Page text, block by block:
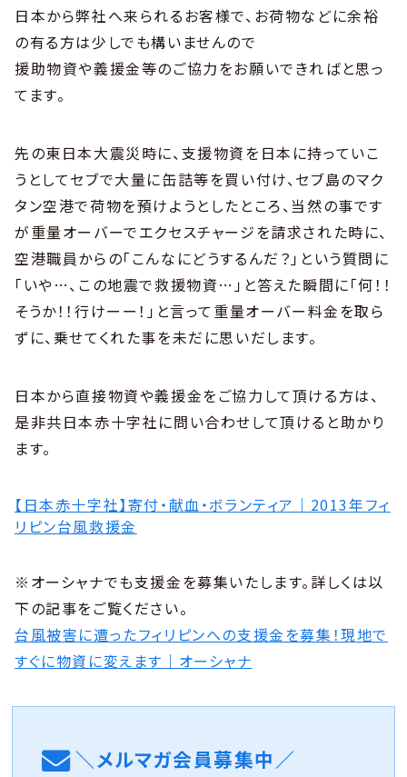
日本から弊社へ来られるお客様で、お荷物などに余裕
の有る方は少しでも構いませんので
援助物資や義援金等のご協力をお願いできればと思っ
てます。
先の東日本大震災時に、支援物資を日本に持っていこ
うとしてセブで大量に缶詰等を買い付け、セブ島のマク
タン空港で荷物を預けようとしたところ、当然の事です
が重量オーバーでエクセスチャージを請求された時に、
空港職員からの「こんなにどうするんだ？」という質問に
「いや…、この地震で救援物資…」と答えた瞬間に「何！！
そうか！！行けーー！」と言って重量オーバー料金を取ら
ずに、乗せてくれた事を未だに思いだします。
日本から直接物資や義援金をご協力して頂ける方は、
是非共日本赤十字社に問い合わせして頂けると助かり
ます。
【日本赤十字社】寄付・献血・ボランティア｜2013年フィ
リピン台風救援金
※オーシャナでも支援金を募集いたします。詳しくは以
下の記事をご覧ください。
台風被害に遭ったフィリピンへの支援金を募集！現地で
すぐに物資に変えます｜オーシャナ
＼メルマガ会員募集中／